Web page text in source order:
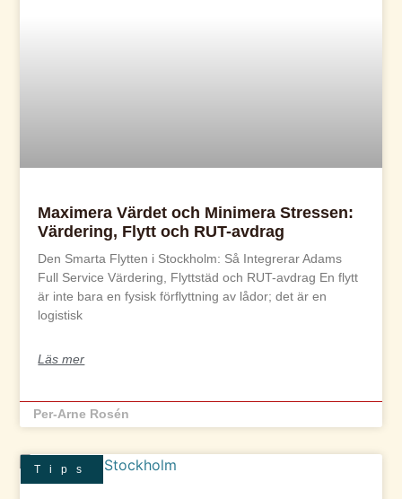
Maximera Värdet och Minimera Stressen:
Värdering, Flytt och RUT-avdrag
Den Smarta Flytten i Stockholm: Så Integrerar Adams
Full Service Värdering, Flyttstäd och RUT-avdrag En flytt
är inte bara en fysisk förflyttning av lådor; det är en
logistisk
Läs mer
Per-Arne Rosén
Tips